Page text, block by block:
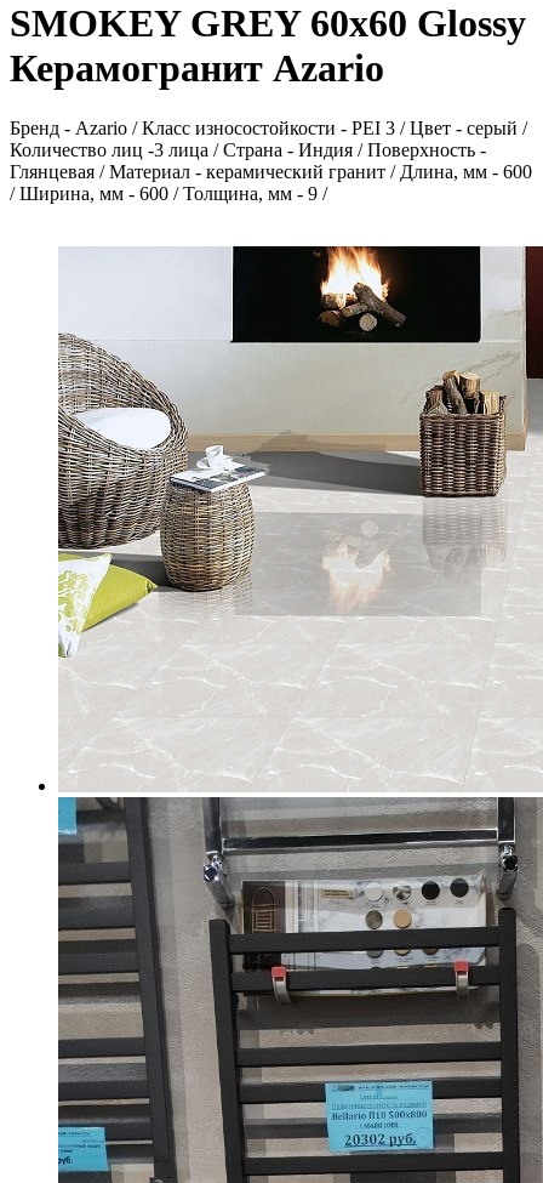
SMOKEY GREY 60х60 Glossy
Керамогранит Azario
Бренд - Azario / Класс износостойкости - PEI 3 / Цвет - серый /
Количество лиц -3 лица / Страна - Индия / Поверхность -
Глянцевая / Материал - керамический гранит / Длина, мм - 600
/ Ширина, мм - 600 / Толщина, мм - 9 /